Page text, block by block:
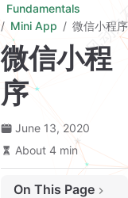
Fundamentals
Mini App
微信小程序
微信小程
序
June 13, 2020
About 4 min
On This Page